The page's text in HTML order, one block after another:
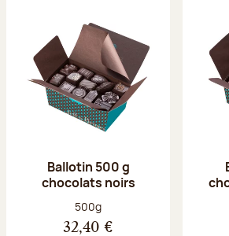
Ballotin 500 g
chocolats noirs
Poids net :
500g
32,40 €